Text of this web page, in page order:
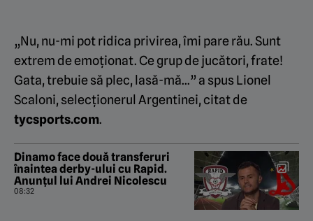
„Nu, nu-mi pot ridica privirea, îmi pare rău. Sunt
extrem de emoționat. Ce grup de jucători, frate!
Gata, trebuie să plec, lasă-mă…” a spus Lionel
Scaloni, selecționerul Argentinei, citat de
tycsports.com.
Dinamo face două transferuri
înaintea derby-ului cu Rapid.
Anunțul lui Andrei Nicolescu
08:32